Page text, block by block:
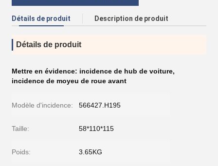
Détails de produit Description de produit
Détails de produit
Mettre en évidence: incidence de hub de voiture,
incidence de moyeu de roue avant
Modèle d'incidence: 566427.H195
Taille: 58*110*115
Poids: 3.65KG